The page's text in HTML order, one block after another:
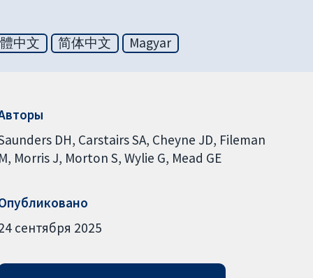
中文 简体中文 Magyar
DH Carstairs SA Cheyne JD Fileman
Morris J Morton S Wylie G Mead GE
сентября 2025